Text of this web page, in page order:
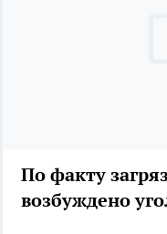
По факту
возбуждено